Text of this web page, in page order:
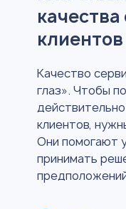
клиентов
Качество
глаз». Чтобы
клиентов,
Они помогают
принимать